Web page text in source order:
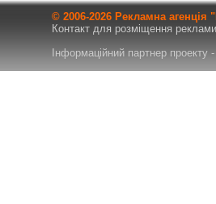
© 2006-2026 Рекламна
Контакт для розміщення
Інформаційний партнер проекту